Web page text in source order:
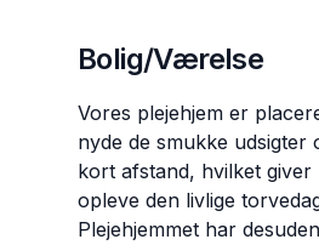
Bolig/Værelse
Vores plejehjem er
nyde de smukke udsigter
kort afstand, hvilket
opleve den livlige
Plejehjemmet har